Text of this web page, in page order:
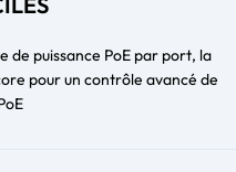
de puissance PoE par port, la
pour un contrôle avancé de